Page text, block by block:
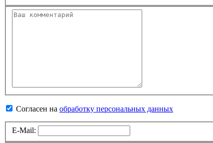
Согласен на обработку персональных данных
E-Mail: